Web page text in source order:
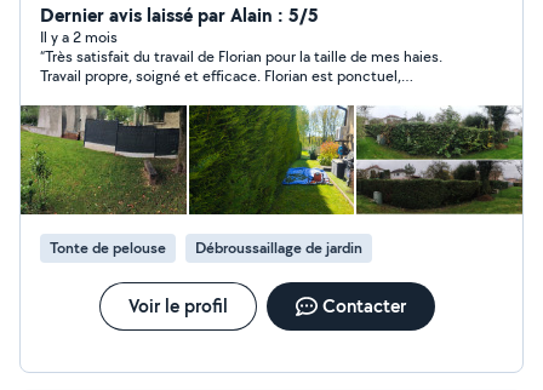
Mon objectif est de proposer des solutions
[éco]nomiques/logiques, afin de rendre vos
environnements plus agréables. Je réponds à toute
demande sans exception, le plus rapidement possible,
mais toujours sans précipitation. Mes champs de
compétences : - Entretien, montage de VMC - Entretien
paysager, aménagement du jardin, - Installation filtre à
eau sur/sous évier - Montage de meubles,
aménagement complet - Dépannage et réparation
électroménager, électronique ️ - Nettoyage,
débouchage et vérification gouttières - Nettoyage
panneaux solaires - Conseil multi-domaines La liste est
non exhaustive, n'hésitez pas à me demander si une de
vos envies, idées ou problématiques peuvent se
Dernier avis laissé par Alain : 5/5
Il y a 2 mois
“Très satisfait du travail de Florian pour la taille de mes haies.
Travail propre, soigné et efficace. Florian est ponctuel,
passage. Je recommande sans hésitation !”
Tonte de pelouse Débroussaillage de jardin
Voir le profil Contacter